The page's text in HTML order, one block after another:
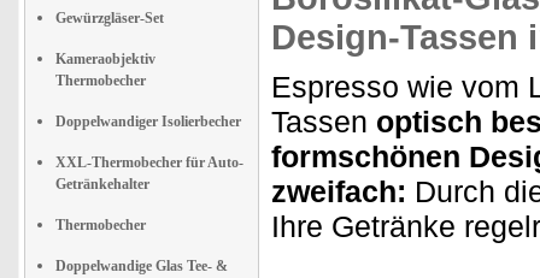
Gewürzgläser-Set
Kameraobjektiv
Thermobecher
Doppelwandiger Isolierbecher
XXL-Thermobecher für Auto-
Getränkehalter
Thermobecher
Doppelwandige Glas Tee- &
Design-Tassen
Espresso wie vom
Tassen optisch
formschönen
zweifach: Durch
Ihre Getränke